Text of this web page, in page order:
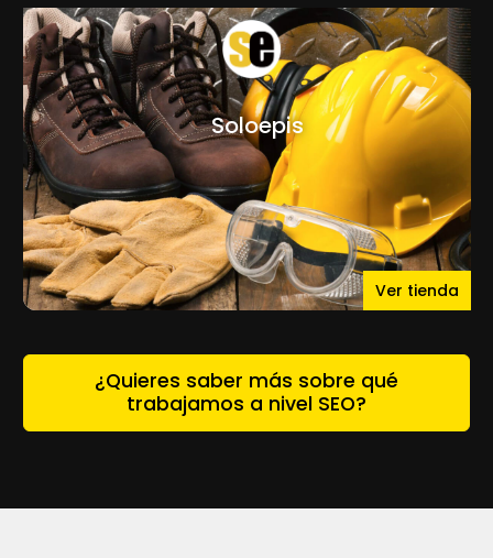
Soloepis
Ver tienda
¿Quieres saber más sobre qué
trabajamos a nivel SEO?